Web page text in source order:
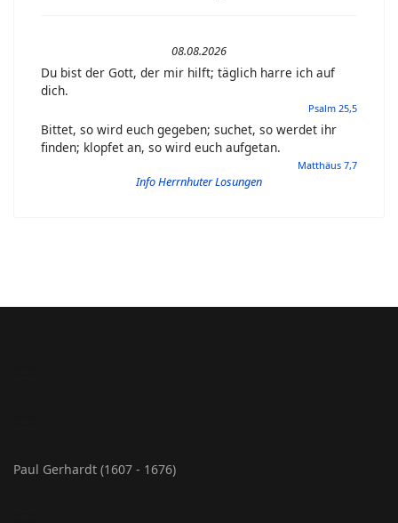
08.08.2026
Du bist der Gott, der mir hilft; täglich harre ich auf
dich.
Psalm 25,5
Bittet, so wird euch gegeben; suchet, so werdet ihr
finden; klopfet an, so wird euch aufgetan.
Matthäus 7,7
Info Herrnhuter Losungen
Paul Gerhardt (1607 - 1676)